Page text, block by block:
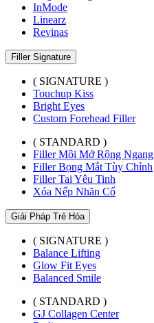
InMode
Linearz
Revinas
Filler Signature
( SIGNATURE )
Touchup Kiss
Bright Eyes
Custom Forehead Filler
( STANDARD )
Filler Môi Mở Rộng Ngang
Filler Bọng Mắt Tùy Chỉnh
Filler Tai Yêu Tinh
Xóa Nếp Nhăn Cổ
Giải Pháp Trẻ Hóa
( SIGNATURE )
Balance Lifting
Glow Fit Eyes
Balanced Smile
( STANDARD )
GJ Collagen Center